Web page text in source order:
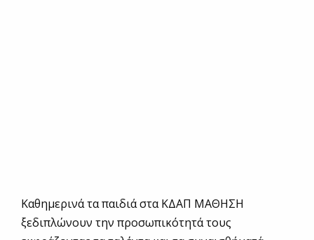
Καθημερινά τα παιδιά στα ΚΔΑΠ ΜΑΘΗΣΗ
ξεδιπλώνουν την προσωπικότητά τους